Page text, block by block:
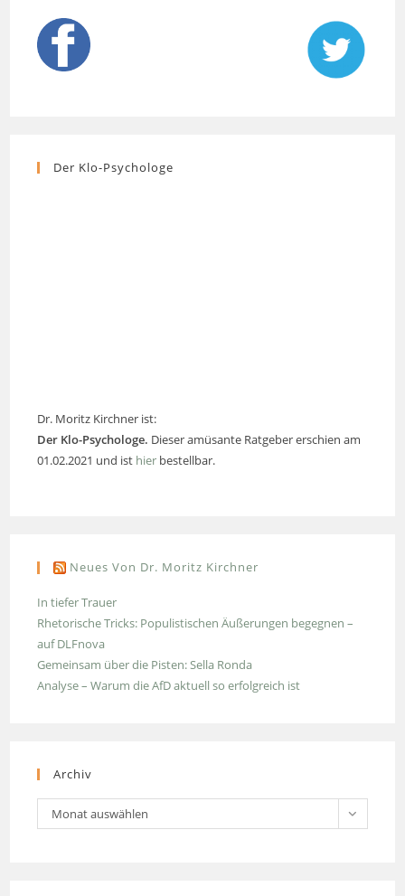
Der Klo-Psychologe
Dr. Moritz Kirchner ist:
Der Klo-Psychologe. Dieser amüsante Ratgeber erschien am
01.02.2021 und ist hier bestellbar.
Neues Von Dr. Moritz Kirchner
In tiefer Trauer
Rhetorische Tricks: Populistischen Äußerungen begegnen –
auf DLFnova
Gemeinsam über die Pisten: Sella Ronda
Analyse – Warum die AfD aktuell so erfolgreich ist
Archiv
Archiv
Monat auswählen